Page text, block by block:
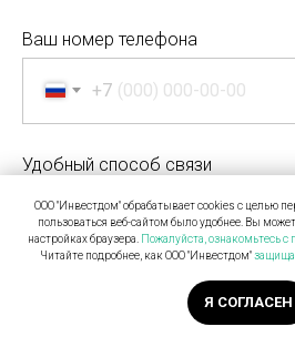
Ваш номер телефона
+7
Удобный способ связи
Политикой обработки
согласие на обработку персональных
ООО "Инвестдом" обрабатывает cookies с целью
пользоваться веб-сайтом было удобнее. Вы
настройках браузера. Пожалуйста, ознакомьтесь с
Читайте подробнее, как ООО "Инвестдом"
Я СОГЛАСЕН